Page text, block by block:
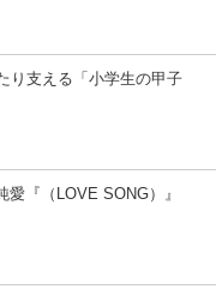
り支える「小学生の甲子
『（LOVE SONG）』